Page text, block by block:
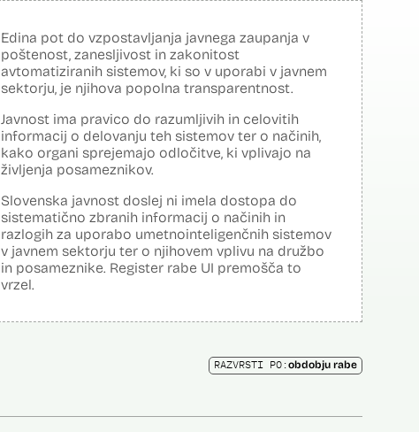
Edina pot do vzpostavljanja javnega zaupanja v
poštenost, zanesljivost in zakonitost
avtomatiziranih sistemov, ki so v uporabi v javnem
sektorju, je njihova popolna transparentnost.
Javnost ima pravico do razumljivih in celovitih
informacij o delovanju teh sistemov ter o načinih,
kako organi sprejemajo odločitve, ki vplivajo na
življenja posameznikov.
Slovenska javnost doslej ni imela dostopa do
sistematično zbranih informacij o načinih in
razlogih za uporabo umetnointeligenčnih sistemov
v javnem sektorju ter o njihovem vplivu na družbo
in posameznike. Register rabe UI premošča to
vrzel.
RAZVRSTI PO:obdobju rabe